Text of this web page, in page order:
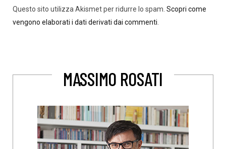
Questo sito utilizza Akismet per ridurre lo spam. Scopri come
vengono elaborati i dati derivati dai commenti
MASSIMO ROSATI